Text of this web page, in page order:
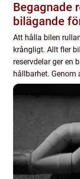
Begagnade
bilägande
Att hålla bilen
krångligt. Allt fler
reservdelar ger en
hållbarhet. Genom
bildemonteringar